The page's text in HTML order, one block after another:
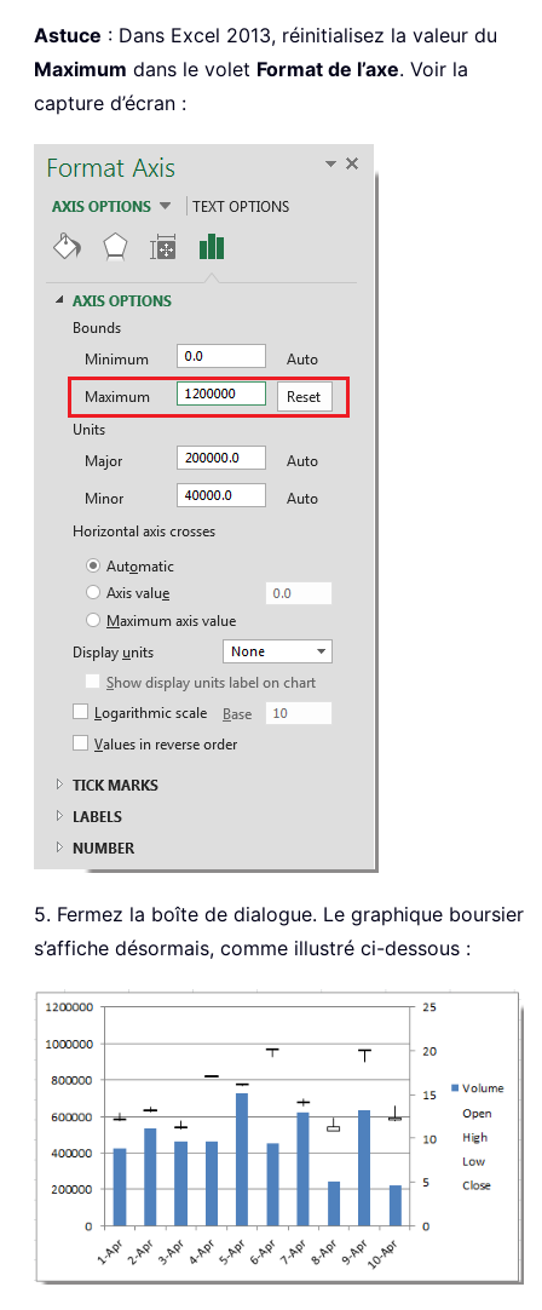
Astuce : Dans Excel 2013, réinitialisez la valeur du
Maximum dans le volet Format de l’axe. Voir la
capture d’écran :
5. Fermez la boîte de dialogue. Le graphique boursier
s’affiche désormais, comme illustré ci-dessous :